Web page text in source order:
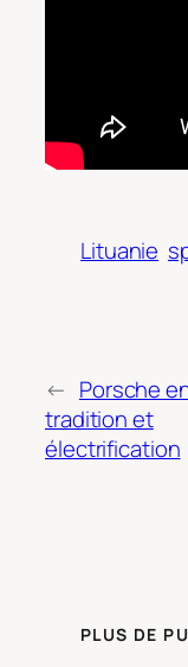
Lituanie
← Porsche
tradition et
électrification
PLUS DE